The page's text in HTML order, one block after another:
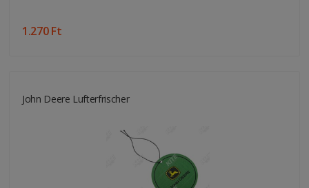
1.270 Ft
John Deere Lufterfrischer